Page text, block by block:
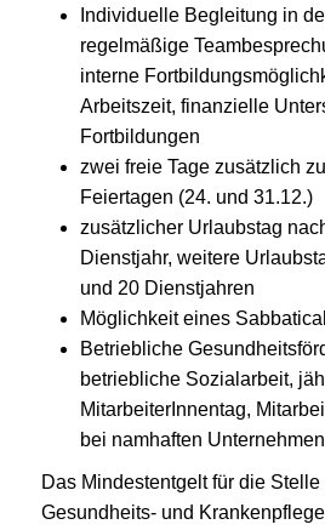
Individuelle Begleitung in
regelmäßige
interne
Arbeitszeit, finanzielle
Fortbildungen
zwei freie Tage zusätzlich
Feiertagen (24. und 31.12.)
zusätzlicher Urlaubstag
Dienstjahr, weitere
und 20 Dienstjahren
Möglichkeit eines
Betriebliche
betriebliche Sozialarbeit,
MitarbeiterInnentag,
bei namhaften
Das Mindestentgelt für die
Gesundheits- und